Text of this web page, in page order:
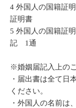
4 外国人の国籍証
証明書
5 外国人の国籍証
記 1通
※婚姻届記入上の
・届出書は全て日
ください。
・外国人の名前は